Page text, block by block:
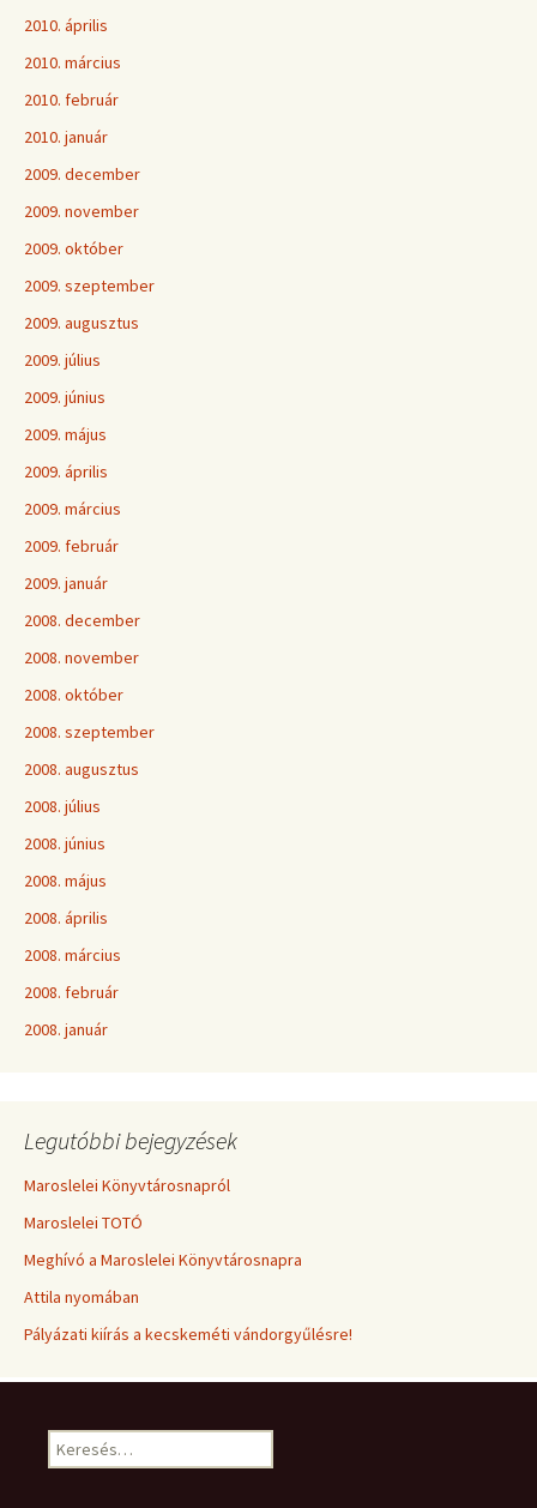
2010. április
2010. március
2010. február
2010. január
2009. december
2009. november
2009. október
2009. szeptember
2009. augusztus
2009. július
2009. június
2009. május
2009. április
2009. március
2009. február
2009. január
2008. december
2008. november
2008. október
2008. szeptember
2008. augusztus
2008. július
2008. június
2008. május
2008. április
2008. március
2008. február
2008. január
Legutóbbi bejegyzések
Maroslelei Könyvtárosnapról
Maroslelei TOTÓ
Meghívó a Maroslelei Könyvtárosnapra
Attila nyomában
Pályázati kiírás a kecskeméti vándorgyűlésre!
Keresés: